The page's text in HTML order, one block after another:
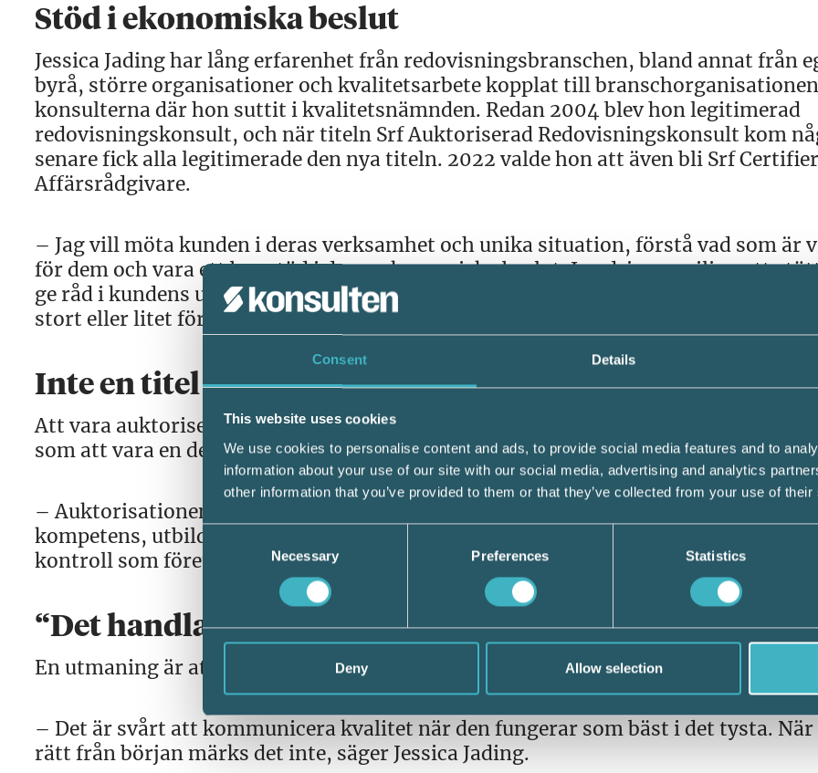
Consent Details
This website uses cookies
We use cookies to personalise content and ads, to provide social media features and to
information about your use of our site with our social media, advertising and analytics
other information that you’ve provided to them or that they’ve collected from your use of
Consent
Selection
Necessary Preferences Statistics
Deny Allow selection
Stöd i ekonomiska beslut
Jessica Jading har lång erfarenhet från redovisningsbranschen, bland annat från
byrå, större organisationer och kvalitetsarbete kopplat till
konsulterna där hon suttit i kvalitetsnämnden. Redan 2004 blev hon legitimerad
redovisningskonsult, och när titeln Srf Auktoriserad Redovisningskonsult kom
senare fick alla legitimerade den nya titeln. 2022 valde hon att även bli Srf
Affärsrådgivare.
– Jag vill möta kunden i deras verksamhet och unika situation, förstå vad som är
för dem och vara ett bra stöd i deras ekonomiska beslut. Jag drivs av viljan att
ge råd i kundens utveckling, eller ibland avveckling av verksamheter, oberoende
stort eller litet företaget är, säger Jessica Jading.
Inte en titel – ett kvalitetssystem
Att vara auktoriserad redovisningskonsult är mer än en titel. Jessica Jading
som att vara en del av ett större kvalitetssystem som minskar företagens risker.
– Auktorisationen innebär att redovisningskonsulten jobbar strukturerat med
kompetens, utbildning och återkommande granskning. Det skapar en extra nivå
kontroll som företagaren sällan ser, men alltid har nytta av, säger hon.
“Det handlar om förtroende, inte synlighet”
En utmaning är att auktorisationens värde inte alltid är tydligt för kunden.
– Det är svårt att kommunicera kvalitet när den fungerar som bäst i det tysta.
rätt från början märks det inte, säger Jessica Jading.